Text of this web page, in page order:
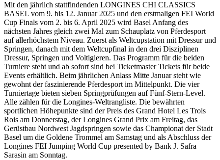
Mit den jährlich stattfindenden LONGINES CHI CLASSICS
BASEL vom 9. bis 12. Januar 2025 und den erstmaligen FEI World
Cup Finals vom 2. bis 6. April 2025 wird Basel Anfang des
nächsten Jahres gleich zwei Mal zum Schauplatz von Pferdesport
auf allerhöchstem Niveau. Zuerst als Weltcupstation mit Dressur und
Springen, danach mit dem Weltcupfinal in den drei Disziplinen
Dressur, Springen und Voltigieren. Das Programm für die beiden
Turniere steht und ab sofort sind bei Ticketmaster Tickets für beide
Events erhältlich. Beim jährlichen Anlass Mitte Januar steht wie
gewohnt der faszinierende Pferdesport im Mittelpunkt. Die vier
Turniertage bieten sieben Springprüfungen auf Fünf-Stern-Level.
Alle zählen für die Longines-Weltrangliste. Die bewährten
sportlichen Höhepunkte sind der Preis des Grand Hotel Les Trois
Rois am Donnerstag, der Longines Grand Prix am Freitag, das
Gerüstbau Nordwest Jagdspringen sowie das Championat der Stadt
Basel um die Goldene Trommel am Samstag und als Abschluss der
Longines FEI Jumping World Cup presented by Bank J. Safra
Sarasin am Sonntag.